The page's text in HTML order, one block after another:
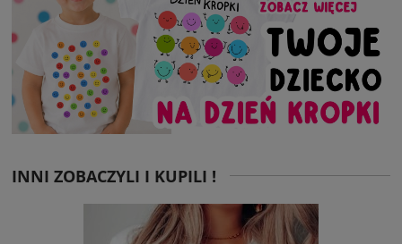
INNI ZOBACZYLI I KUPILI !